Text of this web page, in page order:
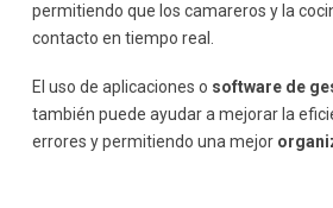
permitiendo que los camareros y la
contacto en tiempo real.
El uso de aplicaciones o software de
también puede ayudar a mejorar la
errores y permitiendo una mejor